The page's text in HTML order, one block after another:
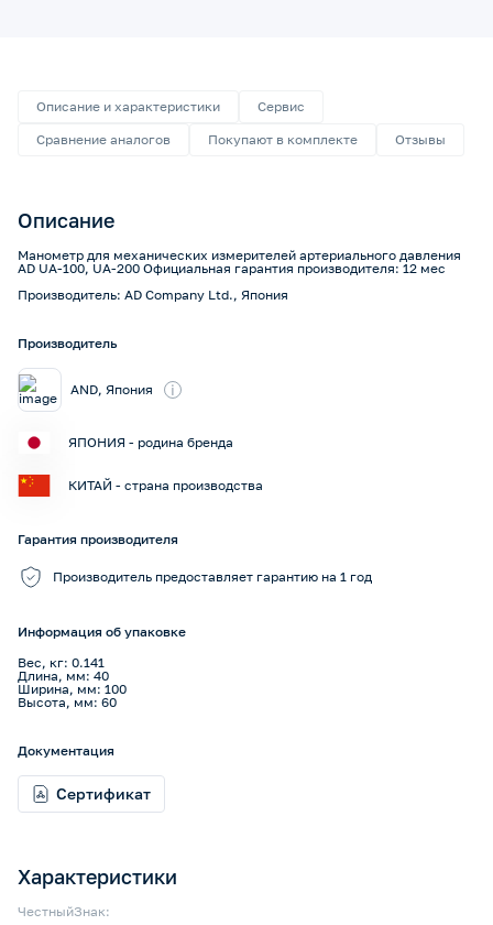
Описание и характеристики
Сервис
Сравнение аналогов
Покупают в комплекте Отзывы
Описание
Манометр для механических измерителей артериального давления
AD UA-100, UA-200 Официальная гарантия производителя: 12 мес
Производитель: AD Company Ltd., Япония
Характеристики
ЧестныйЗнак:
Производитель
AND, Япония i
ЯПОНИЯ - родина бренда
КИТАЙ - страна производства
Гарантия производителя
Производитель предоставляет гарантию на 1 год
Информация об упаковке
Вес, кг: 0.141
Длина, мм: 40
Ширина, мм: 100
Высота, мм: 60
Документация
Сертификат